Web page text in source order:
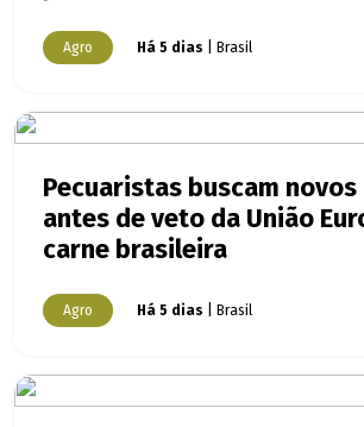
Agro Há 5 dias | Brasil
Pecuaristas buscam
antes de veto da União
carne brasileira
Agro Há 5 dias | Brasil